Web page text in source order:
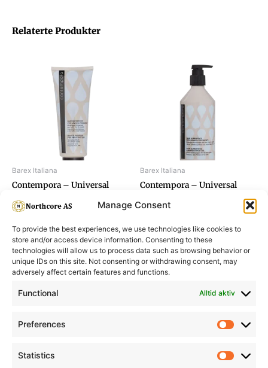
Manage Consent
To provide the best experiences, we use technologies like cookies to
store and/or access device information. Consenting to these
technologies will allow us to process data such as browsing behavior or
unique IDs on this site. Not consenting or withdrawing consent, may
adversely affect certain features and functions.
Functional Alltid aktiv
Preferences
Statistics
Relaterte Produkter
Barex Italiana
Contempora – Universal
Mask 350ml
Barex Italiana
Contempora – Universal
Informasjon